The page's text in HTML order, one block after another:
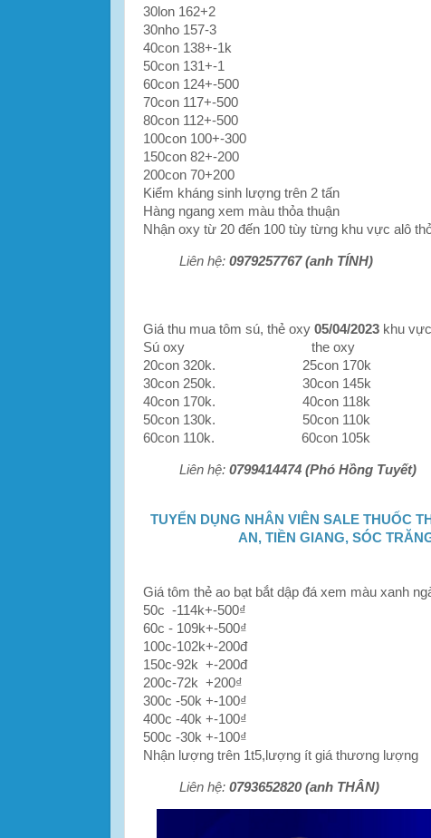
30lon 162+2
30nho 157-3
40con 138+-1k
50con 131+-1
60con 124+-500
70con 117+-500
80con 112+-500
100con 100+-300
150con 82+-200
200con 70+200
Kiểm kháng sinh lượng trên 2 tấn
Hàng ngang xem màu thỏa thuận
Nhận oxy từ 20 đến 100 tùy từng khu vực alô
Liên hệ: 0979257767 (anh TÍNH)
Giá thu mua tôm sú, thẻ oxy 05/04/2023 khu vực
Sú oxy the oxy
20con 320k. 25con 170k
30con 250k. 30con 145k
40con 170k. 40con 118k
50con 130k. 50con 110k
60con 110k. 60con 105k
Liên hệ: 0799414474 (Phó Hồng Tuyết)
TUYỂN DỤNG NHÂN VIÊN SALE THUỐC
AN, TIỀN GIANG, SÓC
Giá tôm thẻ ao bạt bắt dập đá xem màu xanh
50c -114k+-500₫
60c - 109k+-500₫
100c-102k+-200đ
150c-92k +-200đ
200c-72k +200₫
300c -50k +-100₫
400c -40k +-100₫
500c -30k +-100₫
Nhận lượng trên 1t5,lượng ít giá thương lượng
Liên hệ: 0793652820 (anh THÂN)